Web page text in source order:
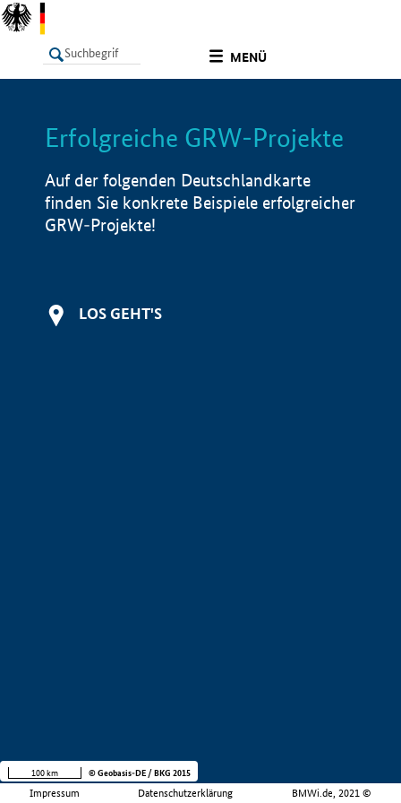
MENÜ
LISTE Info
Erfolgreiche GRW-Projekte
Auf der folgenden Deutschlandkarte
finden Sie konkrete Beispiele erfolgreicher
GRW-Projekte!
LOS GEHT'S
Impressum Datenschutzerklärung BMWi.de, 2021 ©
100 km © Geobasis-DE / BKG 2015